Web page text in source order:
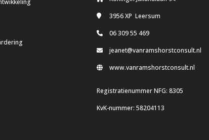
3956 XP Leersum
06 309 55 469
jeanet@vanramshorstconsult.nl
www.vanramshorstconsult.nl
Registratienummer NFG: 8305
KvK-nummer: 58204113